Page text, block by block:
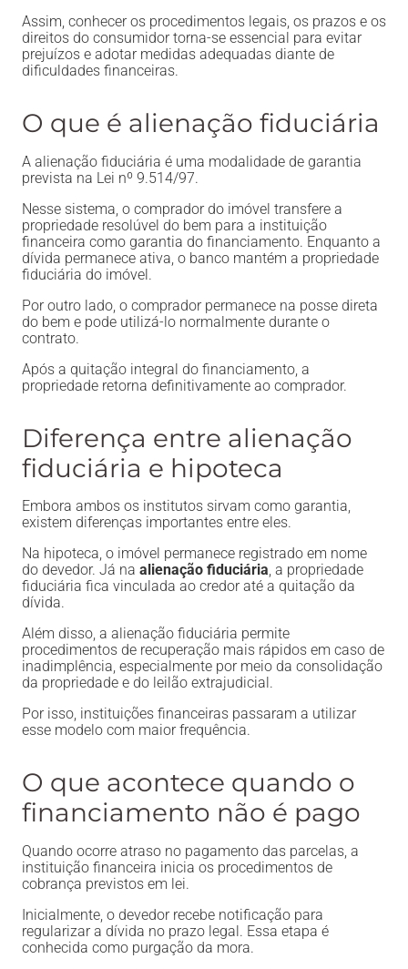
Assim, conhecer os procedimentos legais, os prazos e os
direitos do consumidor torna-se essencial para evitar
prejuízos e adotar medidas adequadas diante de
dificuldades financeiras.
O que é alienação fiduciária
A alienação fiduciária é uma modalidade de garantia
prevista na Lei nº 9.514/97.
Nesse sistema, o comprador do imóvel transfere a
propriedade resolúvel do bem para a instituição
financeira como garantia do financiamento. Enquanto a
dívida permanece ativa, o banco mantém a propriedade
fiduciária do imóvel.
Por outro lado, o comprador permanece na posse direta
do bem e pode utilizá-lo normalmente durante o
contrato.
Após a quitação integral do financiamento, a
propriedade retorna definitivamente ao comprador.
Diferença entre alienação
fiduciária e hipoteca
Embora ambos os institutos sirvam como garantia,
existem diferenças importantes entre eles.
Na hipoteca, o imóvel permanece registrado em nome
do devedor. Já na alienação fiduciária, a propriedade
fiduciária fica vinculada ao credor até a quitação da
dívida.
Além disso, a alienação fiduciária permite
procedimentos de recuperação mais rápidos em caso de
inadimplência, especialmente por meio da consolidação
da propriedade e do leilão extrajudicial.
Por isso, instituições financeiras passaram a utilizar
esse modelo com maior frequência.
O que acontece quando o
financiamento não é pago
Quando ocorre atraso no pagamento das parcelas, a
instituição financeira inicia os procedimentos de
cobrança previstos em lei.
Inicialmente, o devedor recebe notificação para
regularizar a dívida no prazo legal. Essa etapa é
conhecida como purgação da mora.